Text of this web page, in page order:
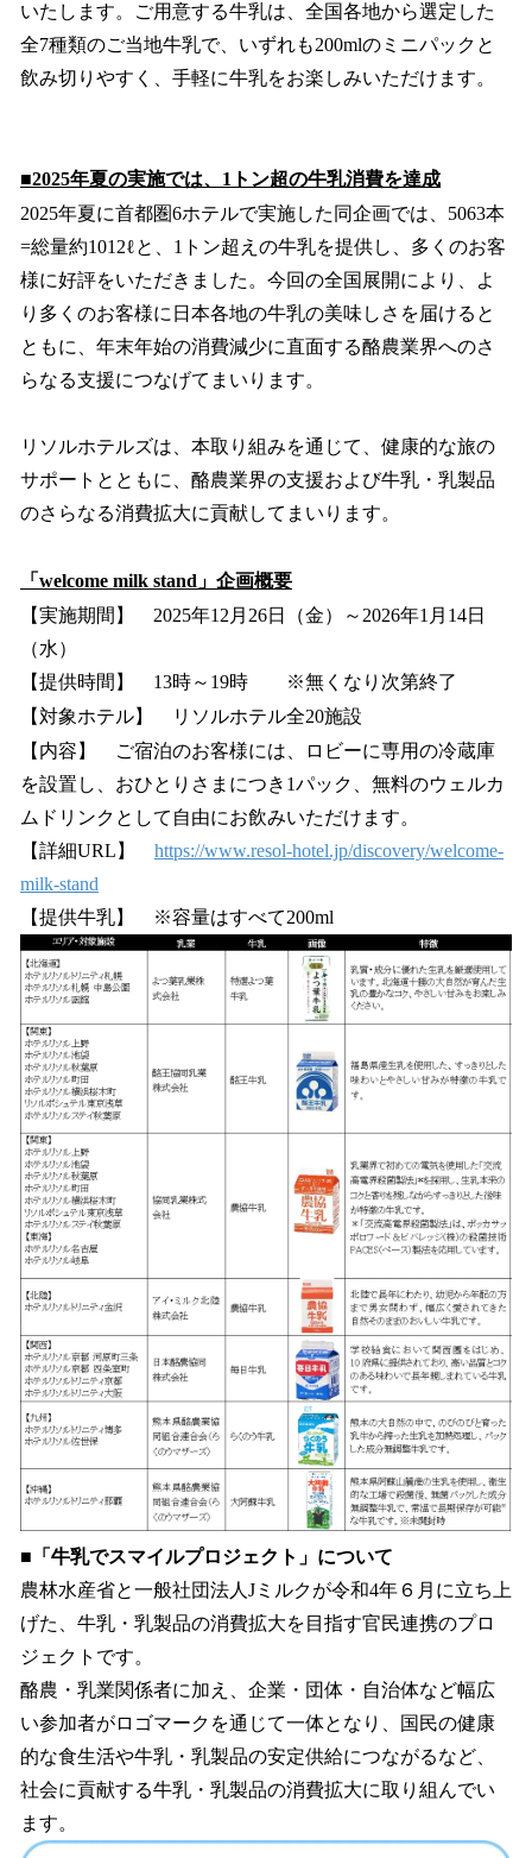
いたします。ご用意する牛乳は、全国各地から選定した
全7種類のご当地牛乳で、いずれも200mlのミニパックと
飲み切りやすく、手軽に牛乳をお楽しみいただけます。
■2025年夏の実施では、1トン超の牛乳消費を達成
2025年夏に首都圏6ホテルで実施した同企画では、5063本
=総量約1012ℓと、1トン超えの牛乳を提供し、多くのお客
様に好評をいただきました。今回の全国展開により、よ
り多くのお客様に日本各地の牛乳の美味しさを届けると
ともに、年末年始の消費減少に直面する酪農業界へのさ
らなる支援につなげてまいります。
リソルホテルズは、本取り組みを通じて、健康的な旅の
サポートとともに、酪農業界の支援および牛乳・乳製品
のさらなる消費拡大に貢献してまいります。
「welcome milk stand」企画概要
【実施期間】 2025年12月26日（金）～2026年1月14日
（水）
【提供時間】 13時～19時 ※無くなり次第終了
【対象ホテル】 リソルホテル全20施設
【内容】 ご宿泊のお客様には、ロビーに専用の冷蔵庫
を設置し、おひとりさまにつき1パック、無料のウェルカ
ムドリンクとして自由にお飲みいただけます。
【詳細URL】 https://www.resol-hotel.jp/discovery/welcome-
milk-stand
【提供牛乳】 ※容量はすべて200ml
■「牛乳でスマイルプロジェクト」について
農林水産省と一般社団法人Jミルクが令和4年６月に立ち上
げた、牛乳・乳製品の消費拡大を目指す官民連携のプロ
ジェクトです。
酪農・乳業関係者に加え、企業・団体・自治体など幅広
い参加者がロゴマークを通じて一体となり、国民の健康
的な食生活や牛乳・乳製品の安定供給につながるなど、
社会に貢献する牛乳・乳製品の消費拡大に取り組んでい
ます。